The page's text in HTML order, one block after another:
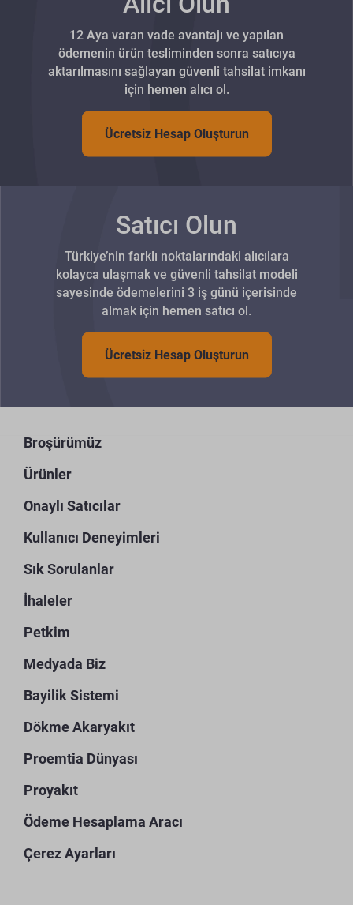
12 Aya varan vade avantajı ve yapılan
ödemenin ürün tesliminden sonra satıcıya
aktarılmasını sağlayan güvenli tahsilat imkanı
için hemen alıcı ol.
Ücretsiz Hesap Oluşturun
Satıcı Olun
Türkiye’nin farklı noktalarındaki alıcılara
kolayca ulaşmak ve güvenli tahsilat modeli
sayesinde ödemelerini 3 iş günü içerisinde
almak için hemen satıcı ol.
Ücretsiz Hesap Oluşturun
Broşürümüz
Ürünler
Onaylı Satıcılar
Kullanıcı Deneyimleri
Sık Sorulanlar
İhaleler
Petkim
Medyada Biz
Bayilik Sistemi
Dökme Akaryakıt
Proemtia Dünyası
Proyakıt
Ödeme Hesaplama Aracı
Çerez Ayarları